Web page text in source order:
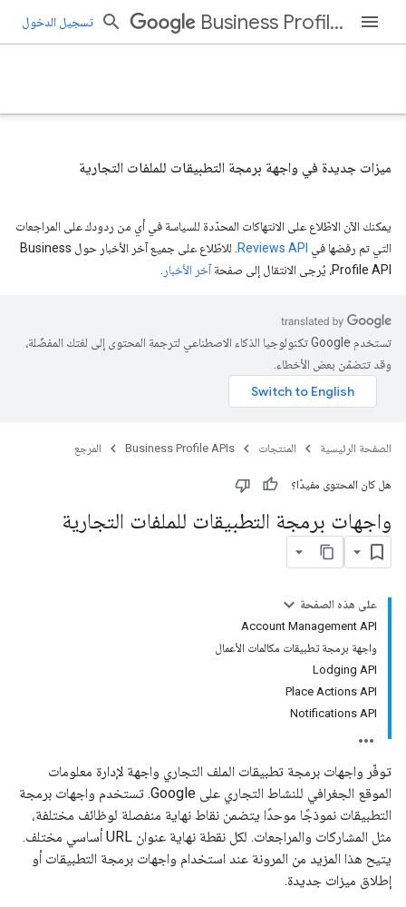
Business Profile APIs تسجيل الدخول
ميزات جديدة في واجهة برمجة التطبيقات للملفات التجارية
يمكنك الآن الاطّلاع على الانتهاكات المحدّدة للسياسة في أي من ردودك على المراجعات
التي تم رفضها في
Reviews API
. للاطّلاع على جميع آخر الأخبار حول Business
Profile API، يُرجى الانتقال إلى صفحة
آخر الأخبار
تستخدم Google تكنولوجيا الذكاء الاصطناعي لترجمة المحتوى إلى لغتك المفضّلة،
وقد تتضمّن بعض الأخطاء.
الصفحة الرئيسية المنتجات Business Profile APIs المرجع
هل كان المحتوى مفيدًا؟
واجهات برمجة التطبيقات للملفات التجارية
على هذه الصفحة
Account Management API
واجهة برمجة تطبيقات مكالمات الأعمال
Lodging API
Place Actions API
Notifications API
توفّر واجهات برمجة تطبيقات الملف التجاري واجهة لإدارة معلومات
الموقع الجغرافي للنشاط التجاري على Google. تستخدم واجهات برمجة
التطبيقات نموذجًا موحدًا يتضمن نقاط نهاية منفصلة لوظائف مختلفة،
مثل المشاركات والمراجعات. لكل نقطة نهاية عنوان URL أساسي مختلف.
يتيح هذا المزيد من المرونة عند استخدام واجهات برمجة التطبيقات أو
إطلاق ميزات جديدة.